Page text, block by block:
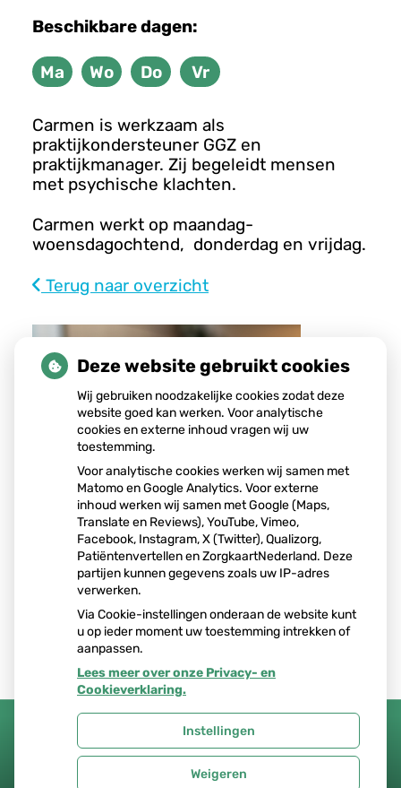
Beschikbare dagen:
Maandag
Ma Woensdag
Wo Donderdag
Do Vrijdag
Vr
Carmen is werkzaam als
praktijkondersteuner GGZ en
praktijkmanager. Zij begeleidt mensen
met psychische klachten.
Carmen werkt op maandag-
woensdagochtend, donderdag en vrijdag.
Terug naar overzicht
Deze website gebruikt cookies
Wij gebruiken noodzakelijke cookies zodat deze
website goed kan werken. Voor analytische
cookies en externe inhoud vragen wij uw
toestemming.
Voor analytische cookies werken wij samen met
Matomo en Google Analytics. Voor externe
inhoud werken wij samen met Google (Maps,
Translate en Reviews), YouTube, Vimeo,
Facebook, Instagram, X (Twitter), Qualizorg,
Patiëntenvertellen en ZorgkaartNederland. Deze
partijen kunnen gegevens zoals uw IP-adres
verwerken.
Via Cookie-instellingen onderaan de website kunt
u op ieder moment uw toestemming intrekken of
aanpassen.
Lees meer over onze Privacy- en
Cookieverklaring.
Instellingen
Weigeren